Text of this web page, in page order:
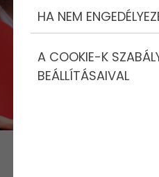
HA NEM
A COOKIE-K
BEÁLLÍTÁSAIVAL